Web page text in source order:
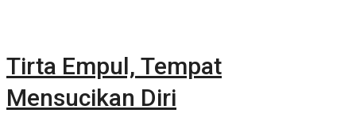
Tirta Empul, Tempat
Mensucikan Diri